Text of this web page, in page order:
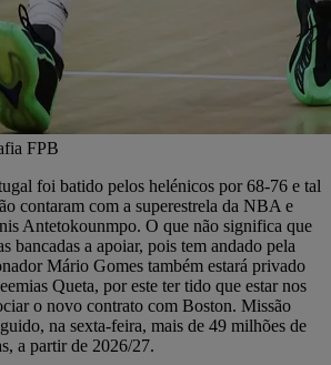
FPB
foi batido pelos helénicos por 68-76 e tal
contaram com a superestrela da NBA e
Antetokounmpo. O que não significa que
bancadas a apoiar, pois tem andado pela
Mário Gomes também estará privado
Queta, por este ter tido que estar nos
o novo contrato com Boston. Missão
na sexta-feira, mais de 49 milhões de
a partir de 2026/27.